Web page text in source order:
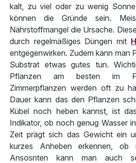
kalt, zu viel oder zu wenig
können die Gründe sein.
Nährstoffmangel die Ursache.
durch regelmäßiges Düngen mit
entgegenwirken. Zudem kann man
Substrat etwas gutes tun.
Pflanzen am besten im
Zimmerpflanzen werden oft zu
Dauer kann das den Pflanzen
Kübel noch heben kannst, ist
Indikator, ob noch genug Wasser
Zeit prägt sich das Gewicht ein
kurzes Anheben erkennen, ob
Ansosnten kann man auch